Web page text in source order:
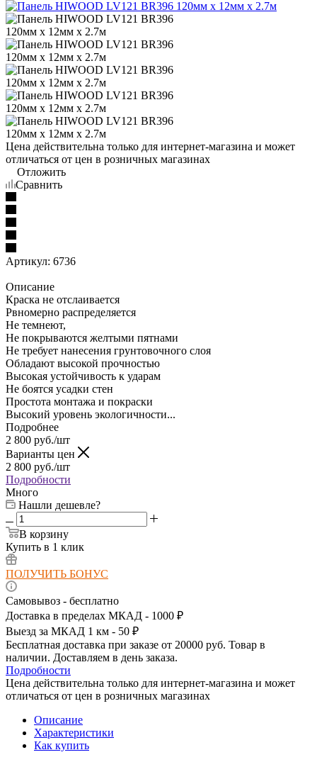
Цена действительна только для интернет-магазина и может
отличаться от цен в розничных магазинах
Отложить
Сравнить
Артикул: 6736
Описание
Краска не отслаивается
Рвномерно распределяется
Не темнеют,
Не покрываются желтыми пятнами
Не требует нанесения грунтовочного слоя
Обладают высокой прочностью
Высокая устойчивость к ударам
Не боятся усадки стен
Простота монтажа и покраски
Высокий уровень экологичности...
Подробнее
2 800 руб./шт
Варианты цен
2 800 руб./шт
Подробности
Много
Нашли дешевле?
В корзину
Купить в 1 клик
ПОЛУЧИТЬ БОНУС
Самовывоз - бесплатно
Доставка в пределах МКАД - 1000 ₽
Выезд за МКАД 1 км - 50 ₽
Бесплатная доставка при заказе от 20000 руб. Товар в
наличии. Доставляем в день заказа.
Подробности
Цена действительна только для интернет-магазина и может
отличаться от цен в розничных магазинах
Описание
Характеристики
Как купить